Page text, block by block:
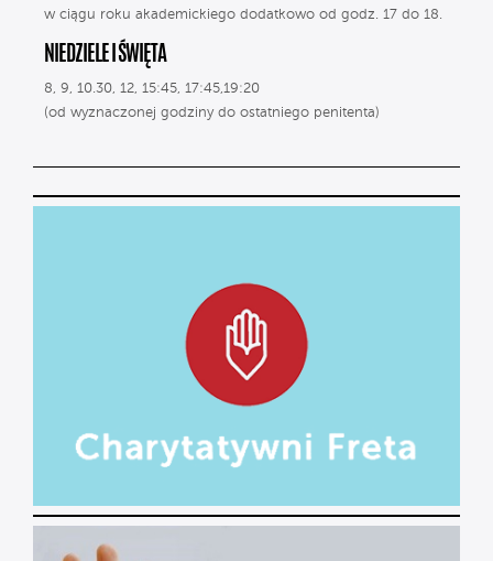
w ciągu roku akademickiego dodatkowo od godz. 17 do 18.
NIEDZIELE I ŚWIĘTA
8, 9, 10.30, 12, 15:45, 17:45,19:20
(od wyznaczonej godziny do ostatniego penitenta)